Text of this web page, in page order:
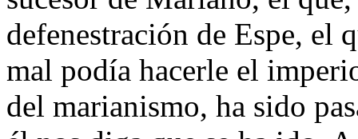
defenestración de Espe, el
mal podía hacerle el
del marianismo, ha sido